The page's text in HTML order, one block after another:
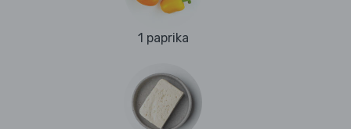
1 paprika